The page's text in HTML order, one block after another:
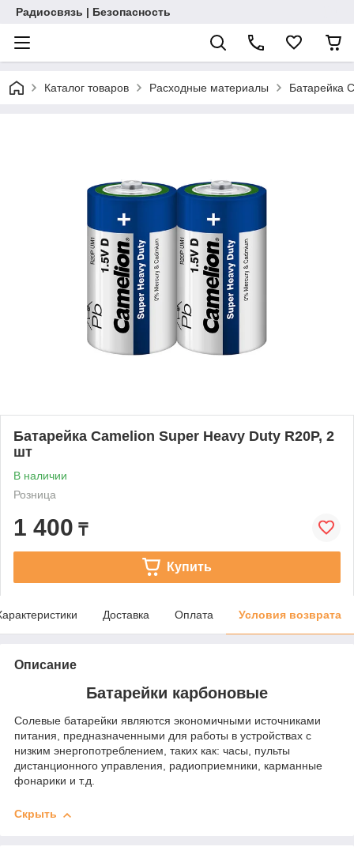
Радиосвязь | Безопасность
Каталог товаров Расходные материалы Батарейка
Батарейка Camelion Super Heavy Duty R20P, 2
шт
В наличии
Розница
1 400 ₸
Купить
Доставка Оплата Условия возврата
Описание
Батарейки карбоновые
Солевые батарейки являются экономичными источниками
питания, предназначенными для работы в устройствах с
низким энергопотреблением, таких как: часы, пульты
дистанционного управления, радиоприемники, карманные
фонарики и т.д.
Скрыть